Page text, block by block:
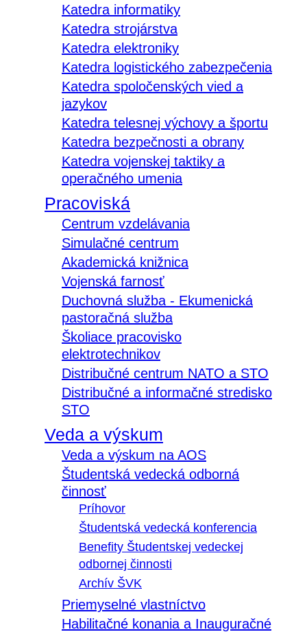
Katedra informatiky
Katedra strojárstva
Katedra elektroniky
Katedra logistického zabezpečenia
Katedra spoločenských vied a
jazykov
Katedra telesnej výchovy a športu
Katedra bezpečnosti a obrany
Katedra vojenskej taktiky a
operačného umenia
Pracoviská
Centrum vzdelávania
Simulačné centrum
Akademická knižnica
Vojenská farnosť
Duchovná služba - Ekumenická
pastoračná služba
Školiace pracovisko
elektrotechnikov
Distribučné centrum NATO a STO
Distribučné a informačné stredisko
STO
Veda a výskum
Veda a výskum na AOS
Študentská vedecká odborná
činnosť
Príhovor
Študentská vedecká konferencia
Benefity Študentskej vedeckej
odbornej činnosti
Archív ŠVK
Priemyselné vlastníctvo
Habilitačné konania a Inauguračné